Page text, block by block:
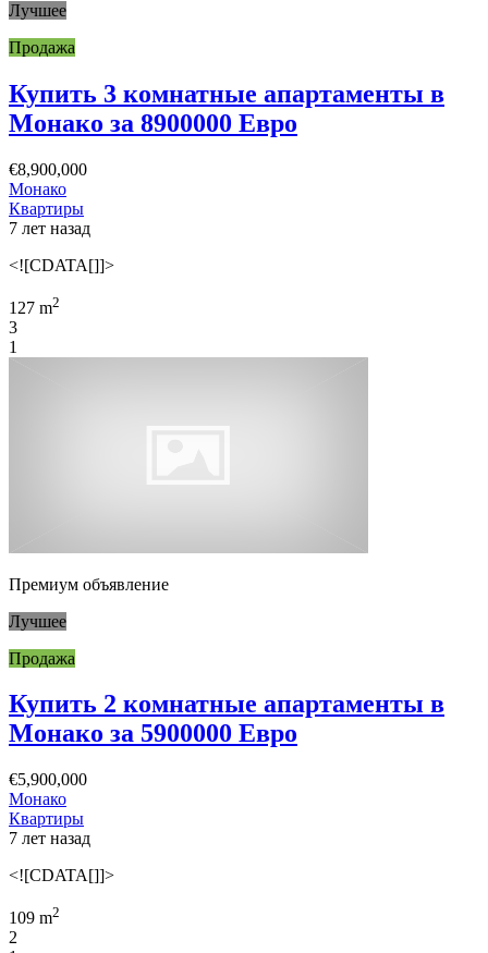
Лучшее
Продажа
Купить 3 комнатные апартаменты в
Монако за 8900000 Евро
€8,900,000
Монако
Квартиры
7 лет назад
<![CDATA[]]>
127 m2
3
1
Премиум объявление
Лучшее
Продажа
Купить 2 комнатные апартаменты в
Монако за 5900000 Евро
€5,900,000
Монако
Квартиры
7 лет назад
<![CDATA[]]>
109 m2
2